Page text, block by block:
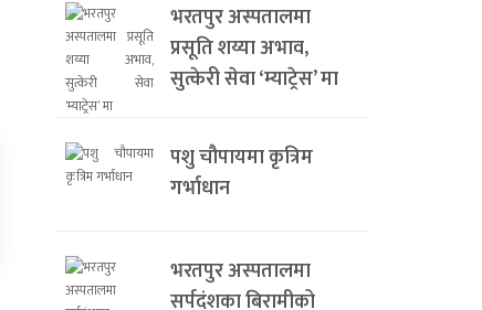
भरतपुर अस्पतालमा
प्रसूति शय्या अभाव,
सुत्केरी सेवा ‘म्याट्रेस’ मा
पशु चौपायमा कृत्रिम
गर्भाधान
भरतपुर अस्पतालमा
सर्पदंशका बिरामीको